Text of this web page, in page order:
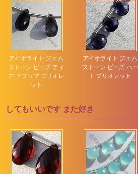
アイオライト ジェム
ストーン ビーズ ティ
ア ドロップ ブリオレ
ット
アイオライト ジェム
ストーン ビーズ ハー
ト ブリオレット
してもいいです また好き